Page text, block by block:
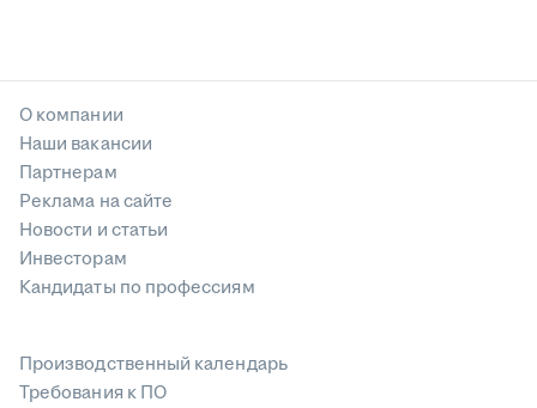
О компании
Наши вакансии
Партнерам
Реклама на сайте
Новости и статьи
Инвесторам
Кандидаты по профессиям
Производственный календарь
Требования к ПО